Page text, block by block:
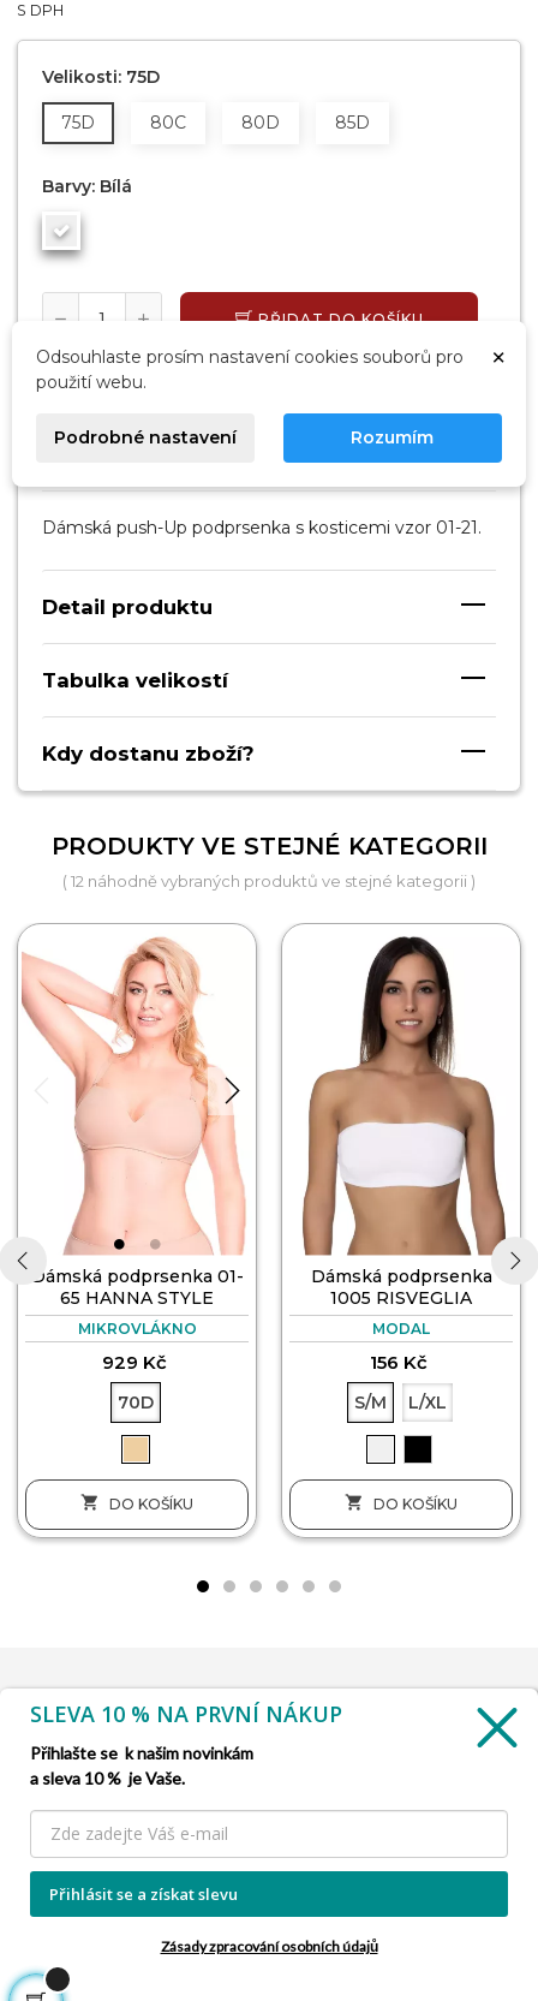
S DPH
Velikosti: 75D
75D 80C 80D 85D
Barvy: Bílá
PŘIDAT DO KOŠÍKU
SKLADEM, EXPEDUJEME DO 24 HODIN
Dámská push-Up podprsenka s kosticemi vzor 01-21.
Detail produktu
Tabulka velikostí
Kdy dostanu zboží?
PRODUKTY VE STEJNÉ KATEGORII
( 12 náhodně vybraných produktů ve stejné kategorii )
Dámská podprsenka 01-
65 HANNA STYLE
MIKROVLÁKNO
929 Kč
70D
 DO KOŠÍKU
Dámská podprsenka
1005 RISVEGLIA
MODAL
156 Kč
S/M L/XL
 DO KOŠÍKU
INFORMACE 
SLUŽBA ZÁKAZNÍKŮM
NAŠE NABÍDKY
INFORMACE O FIRMĚ
×
Odsouhlaste prosím nastavení cookies souborů pro
použití webu.
Podrobné nastavení Rozumím
SLEVA 10 % NA PRVNÍ NÁKUP
Přihlašte se k našim novinkám
a sleva 10 % je Vaše.
Přihlásit se a získat slevu
Zásady zpracování osobních údajů